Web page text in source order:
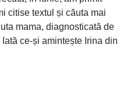
citise textul și căuta mai
mama, diagnosticată de
ce-și amintește Irina din